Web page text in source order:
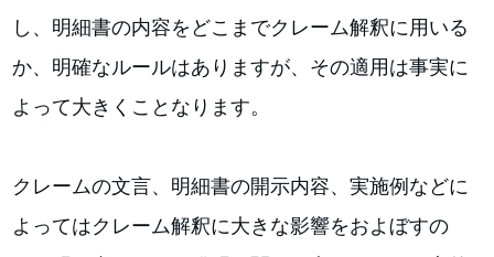
し、明細書の内容をどこまでクレーム解釈に用いる
か、明確なルールはありますが、その適用は事実に
よって大きくことなります。
クレームの文言、明細書の開示内容、実施例などに
よってはクレーム解釈に大きな影響をおよぼすの